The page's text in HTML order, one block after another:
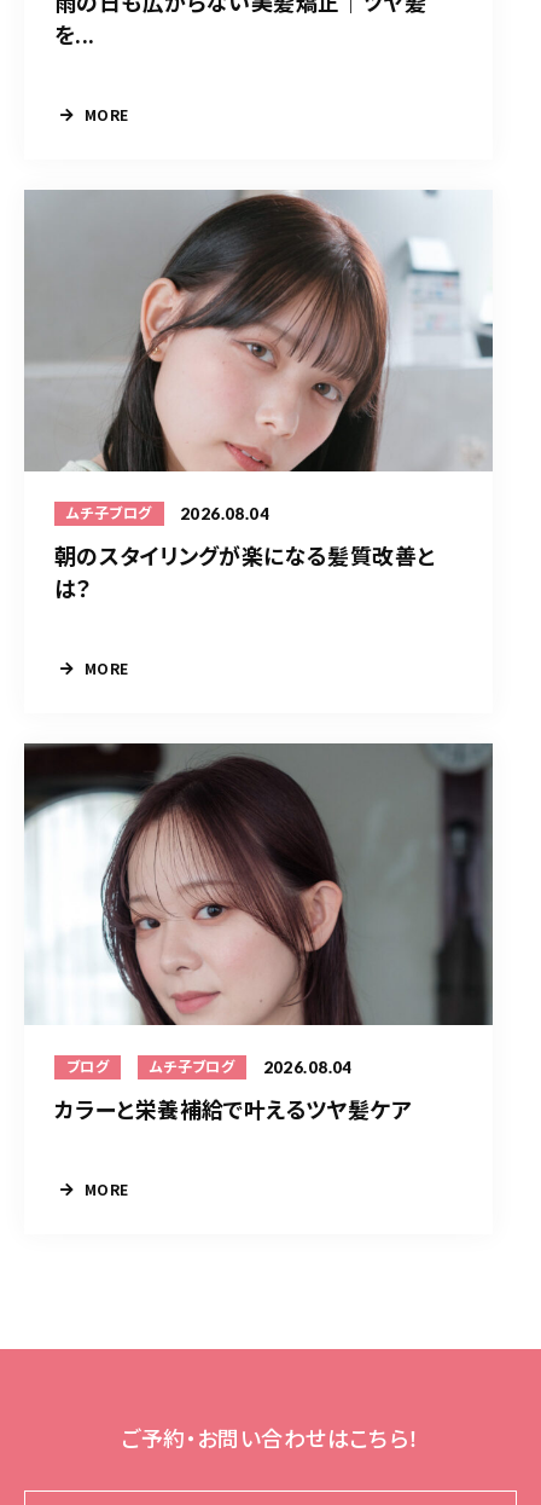
を...
MORE
ムチ子ブログ 2026.08.04
朝のスタイリングが楽になる髪質改善と
は？
MORE
ブログ ムチ子ブログ 2026.08.04
カラーと栄養補給で叶えるツヤ髪ケア
MORE
ご予約・お問い合わせはこちら！